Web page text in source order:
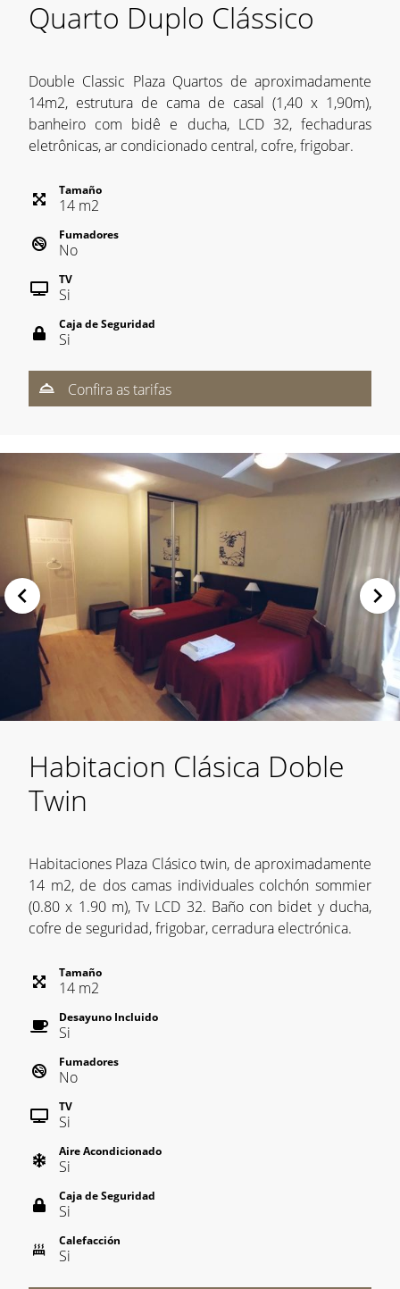
Quarto Duplo Clássico
Double Classic Plaza Quartos de aproximadamente
14m2, estrutura de cama de casal (1,40 x 1,90m),
banheiro com bidê e ducha, LCD 32, fechaduras
eletrônicas, ar condicionado central, cofre, frigobar.
Tamaño
14 m2
Fumadores
No
TV
Si
Caja de Seguridad
Si
Confira as tarifas
Habitacion Clásica Doble
Twin
Habitaciones Plaza Clásico twin, de aproximadamente
14 m2, de dos camas individuales colchón sommier
(0.80 x 1.90 m), Tv LCD 32. Baño con bidet y ducha,
cofre de seguridad, frigobar, cerradura electrónica.
Tamaño
14 m2
Desayuno Incluido
Si
Fumadores
No
TV
Si
Aire Acondicionado
Si
Caja de Seguridad
Si
Calefacción
Si